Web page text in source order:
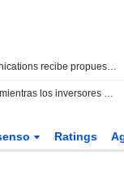
China United Network Communications recibe propuestas de accionistas de China United Network Communications Group
La renta variable china al alza mientras los inversores aguardan la tregua entre EE. UU. e Irán; China Unicom retrocede un 3%
Ratings